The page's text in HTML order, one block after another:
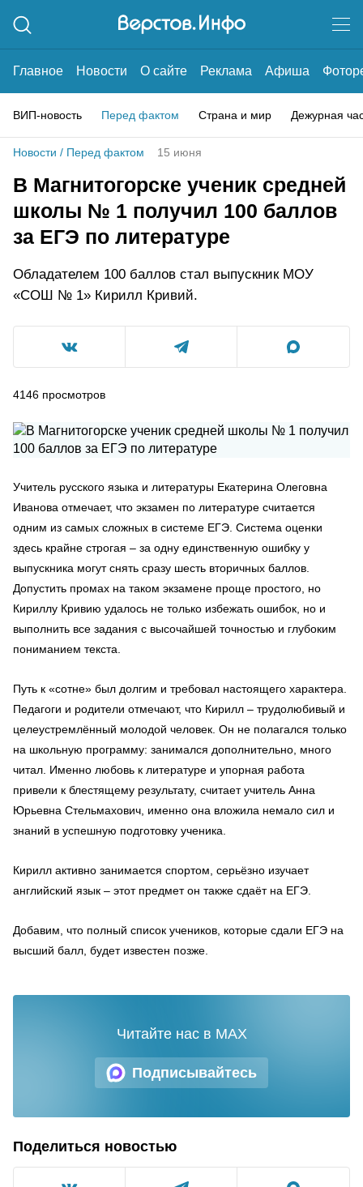
Главное Новости О сайте Реклама Афиша
ВИП-новость Перед фактом Страна и мир Дежурная
Новости / Перед фактом 15 июня
В Магнитогорске ученик средней
школы № 1 получил 100 баллов
за ЕГЭ по литературе
Обладателем 100 баллов стал выпускник МОУ
«СОШ № 1» Кирилл Кривий.
4146 просмотров
Учитель русского языка и литературы Екатерина Олеговна
Иванова отмечает, что экзамен по литературе считается
одним из самых сложных в системе ЕГЭ. Система оценки
здесь крайне строгая – за одну единственную ошибку у
выпускника могут снять сразу шесть вторичных баллов.
Допустить промах на таком экзамене проще простого, но
Кириллу Кривию удалось не только избежать ошибок, но и
выполнить все задания с высочайшей точностью и глубоким
пониманием текста.
Путь к «сотне» был долгим и требовал настоящего характера.
Педагоги и родители отмечают, что Кирилл – трудолюбивый и
целеустремлённый молодой человек. Он не полагался только
на школьную программу: занимался дополнительно, много
читал. Именно любовь к литературе и упорная работа
привели к блестящему результату, считает учитель Анна
Юрьевна Стельмахович, именно она вложила немало сил и
знаний в успешную подготовку ученика.
Кирилл активно занимается спортом, серьёзно изучает
английский язык – этот предмет он также сдаёт на ЕГЭ.
Добавим, что полный список учеников, которые сдали ЕГЭ на
высший балл, будет известен позже.
Подписывайтесь
Читайте нас в MAX
Поделиться новостью